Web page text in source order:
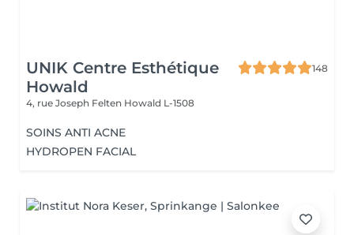
UNIK Centre Esthétique
Howald
148
4, rue Joseph Felten Howald L-1508
SOINS ANTI ACNE
HYDROPEN FACIAL